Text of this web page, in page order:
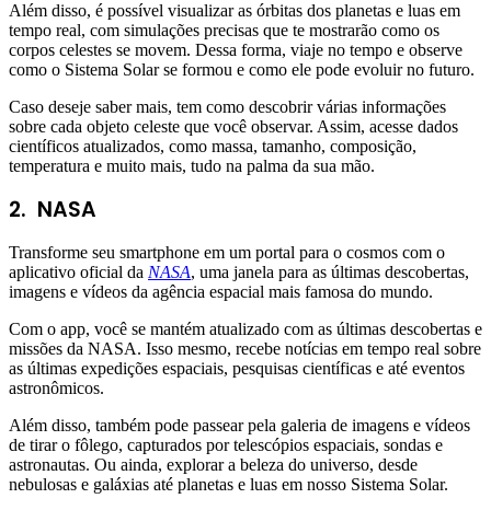
Além disso, é possível visualizar as órbitas dos planetas e luas em
tempo real, com simulações precisas que te mostrarão como os
corpos celestes se movem. Dessa forma, viaje no tempo e observe
como o Sistema Solar se formou e como ele pode evoluir no futuro.
Caso deseje saber mais, tem como descobrir várias informações
sobre cada objeto celeste que você observar. Assim, acesse dados
científicos atualizados, como massa, tamanho, composição,
temperatura e muito mais, tudo na palma da sua mão.
2. NASA
Transforme seu smartphone em um portal para o cosmos com o
aplicativo oficial da NASA, uma janela para as últimas descobertas,
imagens e vídeos da agência espacial mais famosa do mundo.
Com o app, você se mantém atualizado com as últimas descobertas e
missões da NASA. Isso mesmo, recebe notícias em tempo real sobre
as últimas expedições espaciais, pesquisas científicas e até eventos
astronômicos.
Além disso, também pode passear pela galeria de imagens e vídeos
de tirar o fôlego, capturados por telescópios espaciais, sondas e
astronautas. Ou ainda, explorar a beleza do universo, desde
nebulosas e galáxias até planetas e luas em nosso Sistema Solar.